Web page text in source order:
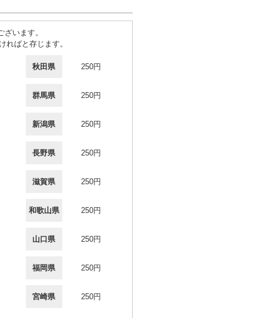
います。
ばと存じます。
秋田県 250円
群馬県 250円
新潟県 250円
長野県 250円
滋賀県 250円
和歌山県 250円
山口県 250円
福岡県 250円
宮崎県 250円